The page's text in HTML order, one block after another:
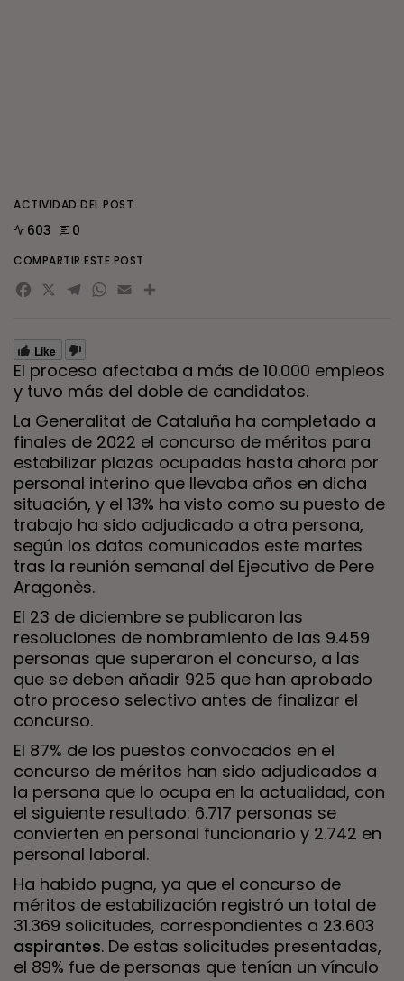
Like
El proceso afectaba a más de 10.000 empleos
y tuvo más del doble de candidatos.
La Generalitat de Cataluña ha completado a
finales de 2022 el concurso de méritos para
estabilizar plazas ocupadas hasta ahora por
personal interino que llevaba años en dicha
situación, y el 13% ha visto como su puesto de
trabajo ha sido adjudicado a otra persona,
según los datos comunicados este martes
tras la reunión semanal del Ejecutivo de Pere
Aragonès.
El 23 de diciembre se publicaron las
resoluciones de nombramiento de las 9.459
personas que superaron el concurso, a las
que se deben añadir 925 que han aprobado
otro proceso selectivo antes de finalizar el
concurso.
El 87% de los puestos convocados en el
concurso de méritos han sido adjudicados a
la persona que lo ocupa en la actualidad, con
el siguiente resultado: 6.717 personas se
convierten en personal funcionario y 2.742 en
personal laboral.
Ha habido pugna, ya que el concurso de
méritos de estabilización registró un total de
31.369 solicitudes, correspondientes a 23.603
aspirantes. De estas solicitudes presentadas,
el 89% fue de personas que tenían un vínculo
ACTIVIDAD DEL POST
603 0
COMPARTIR ESTE POST
Facebook
X Telegram
WhatsApp
EmailCompartir